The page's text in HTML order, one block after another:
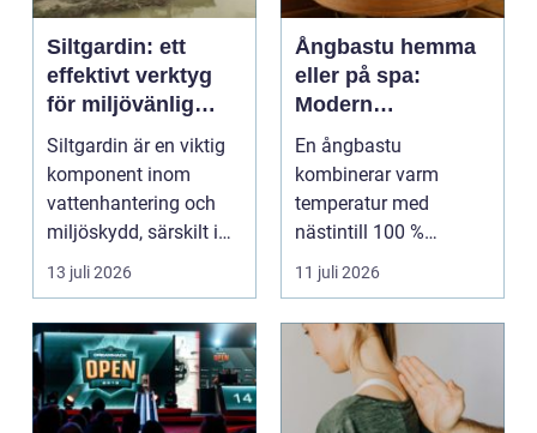
Siltgardin: ett
effektivt verktyg
för miljövänlig
vattenhantering
Siltgardin är en viktig
komponent inom
vattenhantering och
miljöskydd, särskilt i
verksamheter som i...
13 juli 2026
Ångbastu hemma
eller på spa:
Modern
återhämtning med
uråldrig logik
En ångbastu
kombinerar varm
temperatur med
nästintill 100 %
luftfuktighet för att
sk...
11 juli 2026